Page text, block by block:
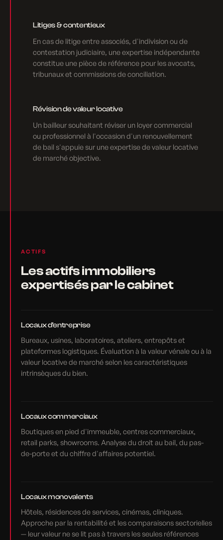
Litiges & contentieux
En cas de litige entre associés, d'indivision ou de
contestation judiciaire, une expertise indépendante
constitue une pièce de référence pour les avocats,
tribunaux et commissions de conciliation.
Révision de valeur locative
Un bailleur souhaitant réviser un loyer commercial
ou professionnel à l'occasion d'un renouvellement
de bail s'appuie sur une expertise de valeur locative
de marché objective.
ACTIFS
Les actifs immobiliers
expertisés par le cabinet
Locaux d'entreprise
Bureaux, usines, laboratoires, ateliers, entrepôts et
plateformes logistiques. Évaluation à la valeur vénale ou à la
valeur locative de marché selon les caractéristiques
intrinsèques du bien.
Locaux commerciaux
Boutiques en pied d'immeuble, centres commerciaux,
retail parks, showrooms. Analyse du droit au bail, du pas-
de-porte et du chiffre d'affaires potentiel.
Locaux monovalents
Hôtels, résidences de services, cinémas, cliniques.
Approche par la rentabilité et les comparaisons sectorielles
— leur valeur ne se lit pas à travers les seules références